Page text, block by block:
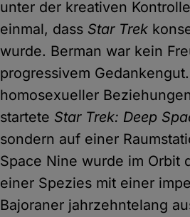
unter der kreativen
einmal, dass Star Trek
wurde. Berman war kein
progressivem
homosexueller
startete Star Trek: Deep
sondern auf einer
Space Nine wurde im Orbit
einer Spezies mit einer
Bajoraner jahrzehntelang